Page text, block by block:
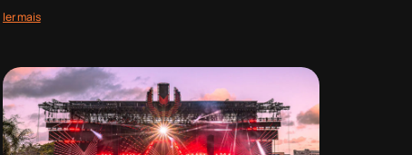
ler mais